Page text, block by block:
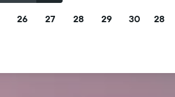
26 27 28 29 30 28